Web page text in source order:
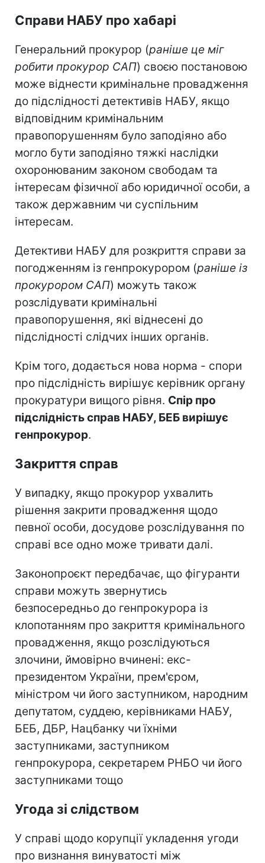
Справи НАБУ про хабарі
Генеральний прокурор (раніше це міг
робити прокурор САП) своєю постановою
може віднести кримінальне провадження
до підслідності детективів НАБУ, якщо
відповідним кримінальним
правопорушенням було заподіяно або
могло бути заподіяно тяжкі наслідки
охоронюваним законом свободам та
інтересам фізичної або юридичної особи, а
також державним чи суспільним
інтересам.
Детективи НАБУ для розкриття справи за
погодженням із генпрокурором (раніше із
прокурором САП) можуть також
розслідувати кримінальні
правопорушення, які віднесені до
підслідності слідчих інших органів.
Крім того, додається нова норма - спори
про підслідність вирішує керівник органу
прокуратури вищого рівня. Спір про
підслідність справ НАБУ, БЕБ вирішує
генпрокурор.
Закриття справ
У випадку, якщо прокурор ухвалить
рішення закрити провадження щодо
певної особи, досудове розслідування по
справі все одно може тривати далі.
Законопроєкт передбачає, що фігуранти
справи можуть звернутись
безпосередньо до генпрокурора із
клопотанням про закриття кримінального
провадження, якщо розслідуються
злочини, ймовірно вчинені: екс-
президентом України, прем'єром,
міністром чи його заступником, народним
депутатом, суддею, керівниками НАБУ,
БЕБ, ДБР, Нацбанку чи їхніми
заступниками, заступником
генпрокурора, секретарем РНБО чи його
заступниками тощо
Угода зі слідством
У справі щодо корупції укладення угоди
про визнання винуватості між